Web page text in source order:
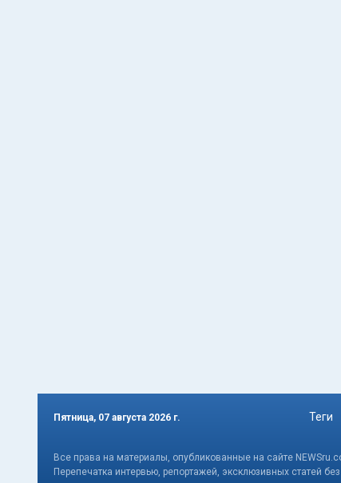
Пятница, 07 августа 2026 г. Теги
Все права на материалы, опубликованные на сайте
Перепечатка интервью, репортажей, эксклюзивных статей